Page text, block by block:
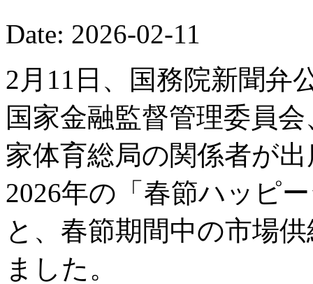
Date: 2026-02-11
2月11日、国務院新聞弁
国家金融監督管理委員
家体育総局の関係者が
2026年の「春節ハッピ
と、春節期間中の市場
ました。